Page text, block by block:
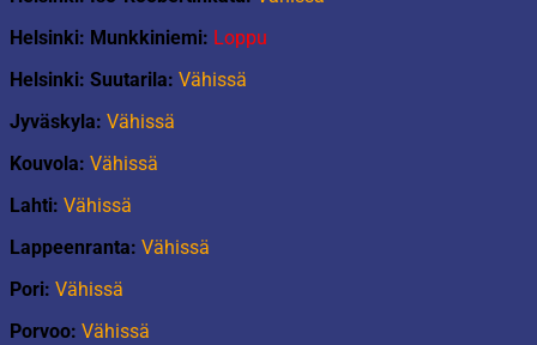
Helsinki: Munkkiniemi: Loppu
Helsinki: Suutarila: Vähissä
Jyväskyla: Vähissä
Kouvola: Vähissä
Lahti: Vähissä
Lappeenranta: Vähissä
Pori: Vähissä
Porvoo: Vähissä